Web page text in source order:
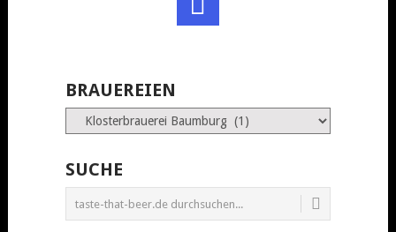
BRAUEREIEN
Brauereien
SUCHE